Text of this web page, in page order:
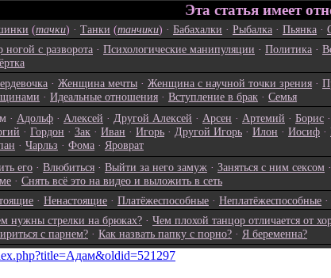
Эта статья имеет
(тачки) · Танки (танчики) · Бабахалки · Рыбалка · Пьянка ·
ногой с разворота · Психологические манипуляции · Политика ·
· Женщина мечты · Женщина с научной точки зрения ·
· Идеальные отношения · Вступление в брак · Семья
· Адольф · Алексей · Другой Алексей · Арсен · Артемий · Борис ·
· Гордон · Зак · Иван · Игорь · Другой Игорь · Илон · Иосиф ·
· Чарльз · Фома · Яроврат
его · Влюбиться · Выйти за него замуж · Заняться с ним сексом ·
· Снять всё это на видео и выложить в сеть
· Ненастоящие · Платёжеспособные · Неплатёжеспособные ·
нужны стрелки на брюках? · Чем плохой танцор отличается от
с парнем? · Как назвать папку с порно? · Я беременна?